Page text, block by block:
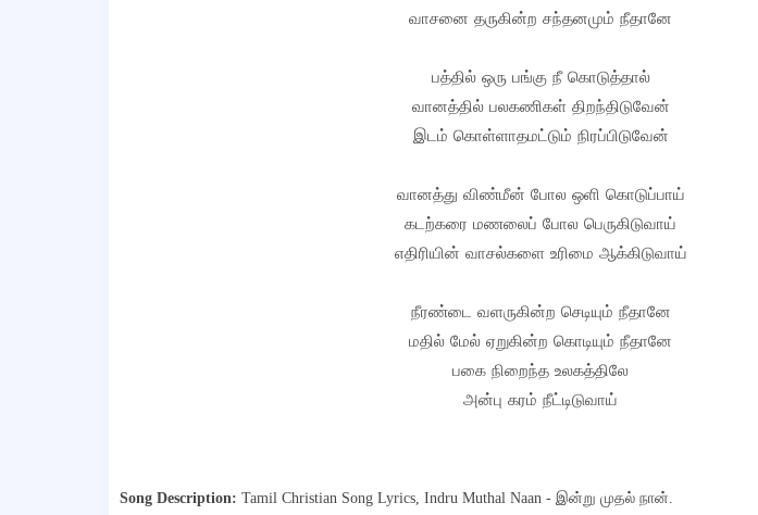
வாசனை தருகின்ற சந்தனமும் நீதானே
பத்தில் ஒரு பங்கு நீ கொடுத்தால்
வானத்தில் பலகணிகள் திறந்திடுவேன்
இடம் கொள்ளாதமட்டும் நிரப்பிடுவேன்
வானத்து விண்மீன் போல ஒளி கொடுப்பாய்
கடற்கரை மணலைப் போல பெருகிடுவாய்
எதிரியின் வாசல்களை உரிமை ஆக்கிடுவாய்
நீரண்டை வளருகின்ற செடியும் நீதானே
மதில் மேல் ஏறுகின்ற கொடியும் நீதானே
பகை நிறைந்த உலகத்திலே
அன்பு கரம் நீட்டிடுவாய்
Song Description: Tamil Christian Song Lyrics, Indru Muthal Naan - இன்று முதல் நான்.